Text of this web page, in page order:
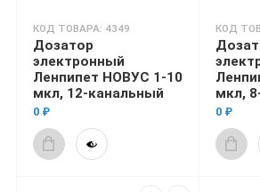
КОД ТОВАРА: 4349
Дозатор
электронный
Ленпипет НОВУС 1-10
мкл, 12-канальный
0 ₽
КОД
мкл,
0 ₽